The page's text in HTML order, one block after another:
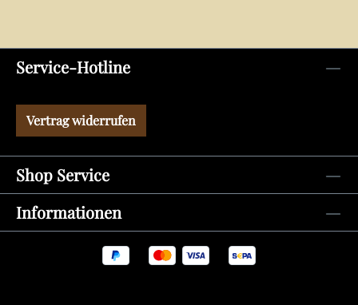
Service-Hotline
Vertrag widerrufen
Shop Service
Informationen